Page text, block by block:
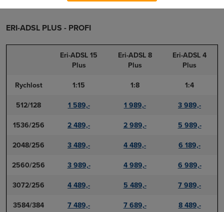
ERI-ADSL PLUS - PROFI
Eri-ADSL 15
Plus
Eri-ADSL 8
Plus
Eri-ADSL 4
Plus
Rychlost
1:15 1:8
1:4
512/128
1 589,- 1 989,-
3 989,-
1536/256
2 489,- 2 989,-
5 989,-
2048/256
3 489,- 4 489,-
6 189,-
2560/256
3 989,- 4 989,-
6 989,-
3072/256
4 489,- 5 489,-
7 989,-
3584/384
7 489,- 7 689,-
8 489,-